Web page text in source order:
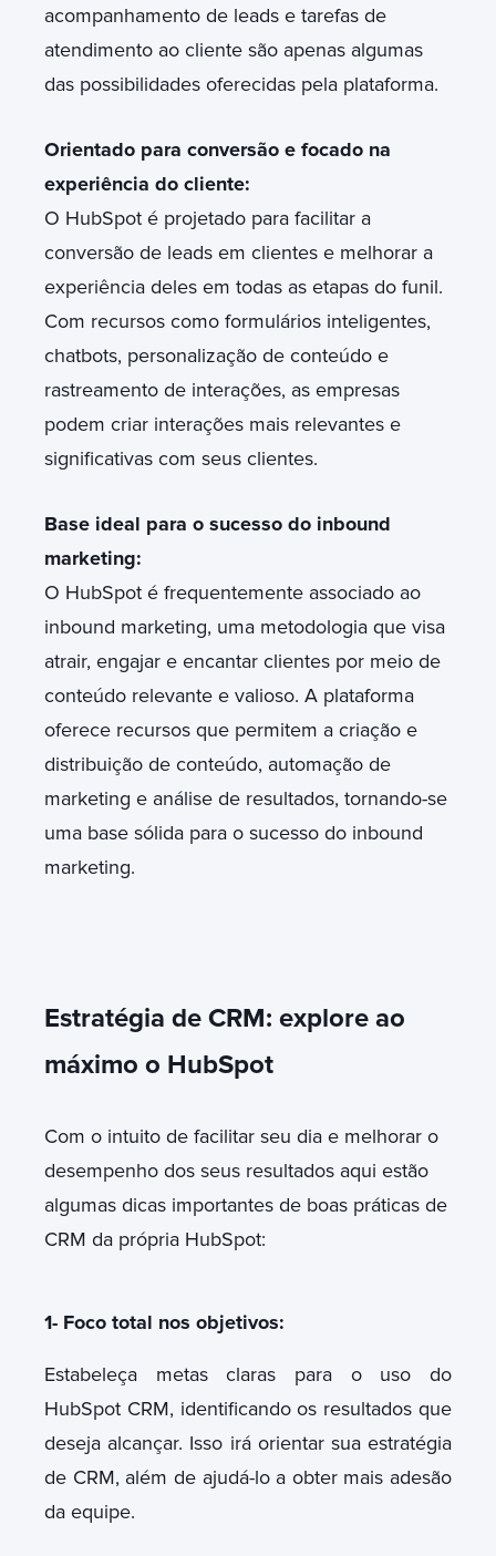
acompanhamento de leads e tarefas de
atendimento ao cliente são apenas algumas
das possibilidades oferecidas pela plataforma.
Orientado para conversão e focado na
experiência do cliente:
O HubSpot é projetado para facilitar a
conversão de leads em clientes e melhorar a
experiência deles em todas as etapas do funil.
Com recursos como formulários inteligentes,
chatbots, personalização de conteúdo e
rastreamento de interações, as empresas
podem criar interações mais relevantes e
significativas com seus clientes.
Base ideal para o sucesso do inbound
marketing:
O HubSpot é frequentemente associado ao
inbound marketing, uma metodologia que visa
atrair, engajar e encantar clientes por meio de
conteúdo relevante e valioso. A plataforma
oferece recursos que permitem a criação e
distribuição de conteúdo, automação de
marketing e análise de resultados, tornando-se
uma base sólida para o sucesso do inbound
marketing.
Estratégia de CRM: explore ao
máximo o HubSpot
Com o intuito de facilitar seu dia e melhorar o
desempenho dos seus resultados aqui estão
algumas dicas importantes de boas práticas de
CRM da própria HubSpot:
1- Foco total nos objetivos:
Estabeleça metas claras para o uso do
HubSpot CRM, identificando os resultados que
deseja alcançar. Isso irá orientar sua estratégia
de CRM, além de ajudá-lo a obter mais adesão
da equipe.